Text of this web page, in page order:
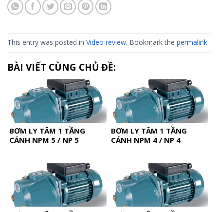
This entry was posted in Video review. Bookmark the permalink.
BÀI VIẾT CÙNG CHỦ ĐỀ:
BƠM LY TÂM 1 TẦNG
CÁNH NPM 5 / NP 5
BƠM LY TÂM 1 TẦNG
CÁNH NPM 4 / NP 4